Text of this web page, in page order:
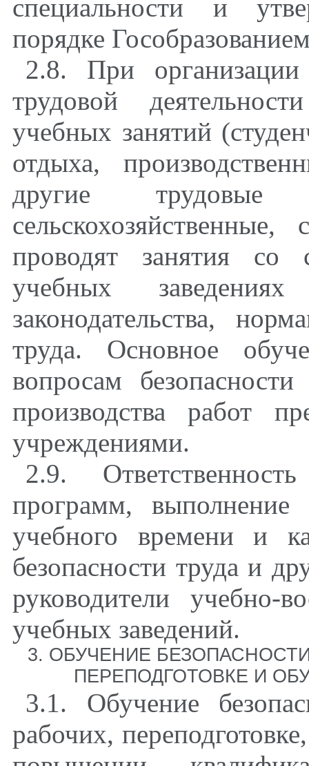
специальности и
порядке
2.8. При организации
трудовой
учебных занятий
отдыха,
другие трудовые
проводят занятия
учебных
законодательства,
труда. Основное
вопросам
производства работ
учреждениями.
2.9.
программ, выполнение
учебного времени и
безопасности труда и
руководители учебно-
учебных заведений.
3. ОБУЧЕНИЕ
ПЕРЕПОДГОТОВКЕ И
3.1. Обучение
рабочих,